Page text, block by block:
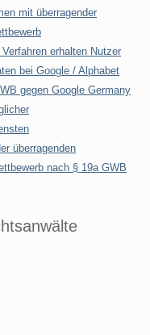
mit überragender
erhalten Nutzer
bei Google / Alphabet
gegen Google Germany
überragenden
nach § 19a GWB